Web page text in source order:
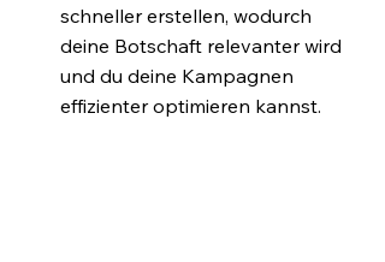
schneller erstellen, wodurch
deine Botschaft relevanter wird
und du deine Kampagnen
effizienter optimieren kannst.